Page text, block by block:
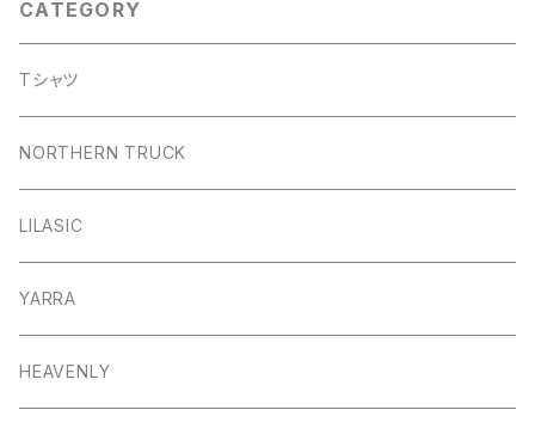
CATEGORY
Tシャツ
NORTHERN TRUCK
LILASIC
YARRA
HEAVENLY